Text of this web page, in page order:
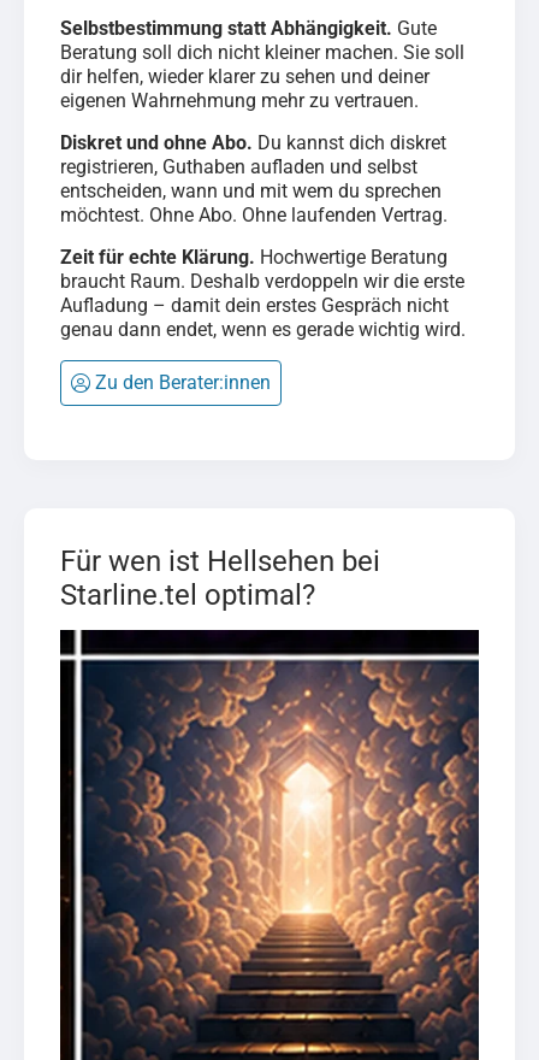
Selbstbestimmung statt Abhängigkeit. Gute
Beratung soll dich nicht kleiner machen. Sie soll
dir helfen, wieder klarer zu sehen und deiner
eigenen Wahrnehmung mehr zu vertrauen.
Diskret und ohne Abo. Du kannst dich diskret
registrieren, Guthaben aufladen und selbst
entscheiden, wann und mit wem du sprechen
möchtest. Ohne Abo. Ohne laufenden Vertrag.
Zeit für echte Klärung. Hochwertige Beratung
braucht Raum. Deshalb verdoppeln wir die erste
Aufladung – damit dein erstes Gespräch nicht
genau dann endet, wenn es gerade wichtig wird.
Zu den Berater:innen
Für wen ist Hellsehen bei
Starline.tel optimal?